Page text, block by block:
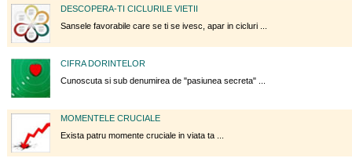
DESCOPERA-TI CICLURILE VIETII
Sansele favorabile care se ti se ivesc, apar in cicluri ...
CIFRA DORINTELOR
Cunoscuta si sub denumirea de "pasiunea secreta" ...
MOMENTELE CRUCIALE
Exista patru momente cruciale in viata ta ...